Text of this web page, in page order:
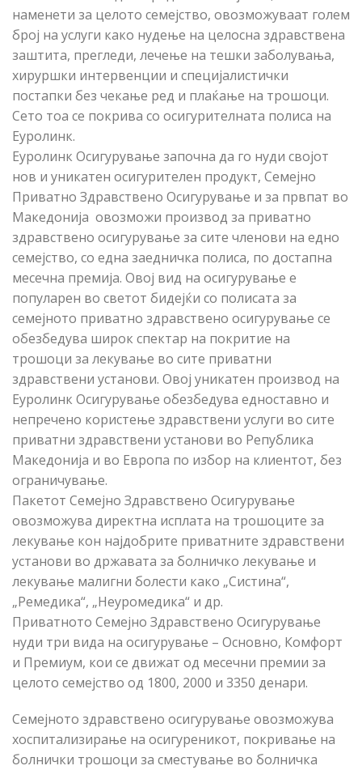
наменети за целото семејство, овозможуваат голем
број на услуги како нудење на целосна здравствена
заштита, прегледи, лечење на тешки заболувања,
хируршки интервенции и специјалистички
постапки без чекање ред и плаќање на трошоци.
Сето тоа се покрива со осигурителната полиса на
Еуролинк.
Еуролинк Осигурување започна да го нуди својот
нов и уникатен осигурителен продукт, Семејно
Приватно Здравствено Осигурување и за првпат во
Македонија овозможи производ за приватно
здравствено осигурување за сите членови на едно
семејство, со една заедничка полиса, по достапна
месечна премија. Овој вид на осигурување е
популарен во светот бидејќи со полисата за
семејното приватно здравствено осигурување се
обезбедува широк спектар на покритие на
трошоци за лекување во сите приватни
здравствени установи. Овој уникатен производ на
Еуролинк Осигурување обезбедува едноставно и
непречено користење здравствени услуги во сите
приватни здравствени установи во Република
Македонија и во Европа по избор на клиентот, без
ограничување.
Пакетот Семејно Здравствено Осигурување
овозможува директна исплата на трошоците за
лекување кон најдобрите приватните здравствени
установи во државата за болничко лекување и
лекување малигни болести како „Систина“,
„Ремедика“, „Неуромедика“ и др.
Приватното Семејно Здравствено Осигурување
нуди три вида на осигурување – Основно, Комфорт
и Премиум, кои се движат од месечни премии за
целото семејство од 1800, 2000 и 3350 денари.
Семејното здравствено осигурување овозможува
хоспитализирање на осигуреникот, покривање на
болнички трошоци за сместување во болничка